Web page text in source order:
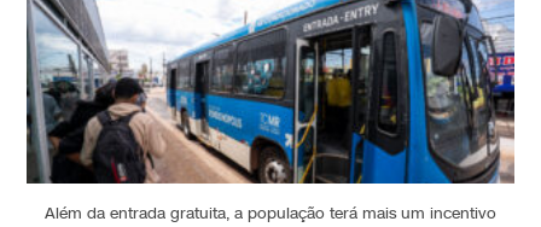
Além da entrada gratuita, a população terá mais um incentivo